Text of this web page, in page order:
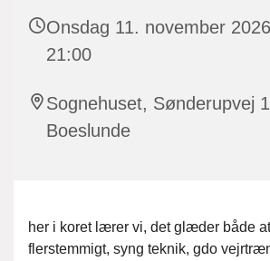
Onsdag 11. november
21:00
Sognehuset, Sønderupvej
Boeslunde
her i koret lærer vi, det glæder både
flerstemmigt, syng teknik, gdo